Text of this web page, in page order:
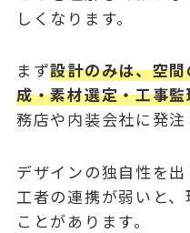
しくなります。
まず設計のみは、空
成・素材選定・工事
務店や内装会社に発注
デザインの独自性を
工者の連携が弱いと
ことがあります。